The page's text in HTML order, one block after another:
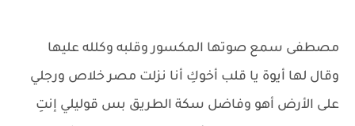
مصطفى سمع صوتها المكسور وقلبه وكلله عليها
وقال لها أيوة يا قلب أخوكِ أنا نزلت مصر خلاص ورجلي
على الأرض أهو وفاضل سكة الطريق بس قوليلي إنتِ